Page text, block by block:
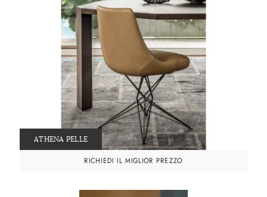
ATHENA PELLE
RICHIEDI IL MIGLIOR PREZZO